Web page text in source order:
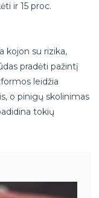
ir 15 proc.
kojon su rizika,
pradėti pažintį
leidžia
o pinigų skolinimas
tokių